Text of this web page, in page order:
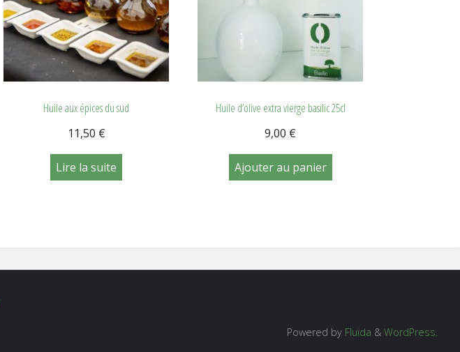
Huile aux épices du sud
11,50 €
Lire la suite
Huile d’olive extra vierge basilic 25cl
9,00 €
Ajouter au panier
Powered by Fluida & WordPress.